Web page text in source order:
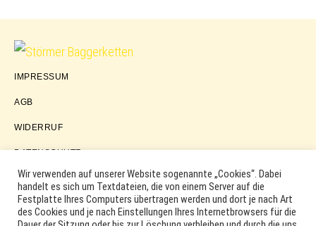
Störmer
IMPRESSUM
AGB
WIDERRUF
DATENSCHUTZ
COPYRIGHT © 2026 · WORDPRESS
LOG IN
MARKEN, ERSATZTEILNUMMERN, PRODUKTNAMEN SOWIE
Wir verwenden auf unserer Website sogenannte „Cookies“. Dabei
handelt es sich um Textdateien, die von einem Server auf die
Festplatte Ihres Computers übertragen werden und dort je nach Art
des Cookies und je nach Einstellungen Ihres Internetbrowsers für die